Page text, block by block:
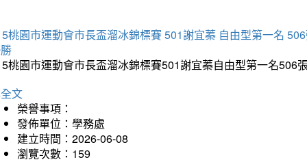
桃園市運動會市長盃溜冰錦標賽 501謝宜蓁 自由型第一名
桃園市運動會市長盃溜冰錦標賽501謝宜蓁自由型第一名
文
榮譽事項：
發佈單位：學務處
建立時間：2026-06-08
瀏覽次數：159